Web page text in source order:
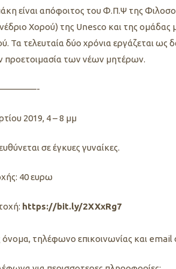
είναι απόφοιτος του Φ.Π.Ψ της
Χορού) της Unesco και της
Τα τελευταία δύο χρόνια εργάζεται ως
προετοιμασία των νέων μητέρων.
———-
2019, 4 – 8 μμ
σε έγκυες γυναίκες.
40 ευρω
https://bit.ly/2XXxRg7
τηλέφωνο επικοινωνίας και